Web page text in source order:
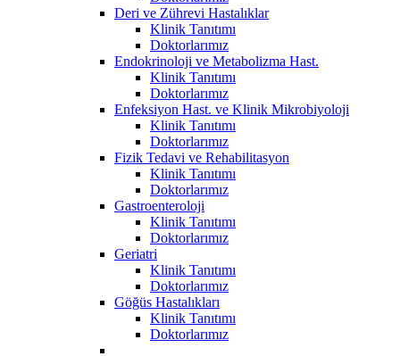
Deri ve Zührevi Hastalıklar
Klinik Tanıtımı
Doktorlarımız
Endokrinoloji ve Metabolizma Hast.
Klinik Tanıtımı
Doktorlarımız
Enfeksiyon Hast. ve Klinik Mikrobiyoloji
Klinik Tanıtımı
Doktorlarımız
Fizik Tedavi ve Rehabilitasyon
Klinik Tanıtımı
Doktorlarımız
Gastroenteroloji
Klinik Tanıtımı
Doktorlarımız
Geriatri
Klinik Tanıtımı
Doktorlarımız
Göğüs Hastalıkları
Klinik Tanıtımı
Doktorlarımız